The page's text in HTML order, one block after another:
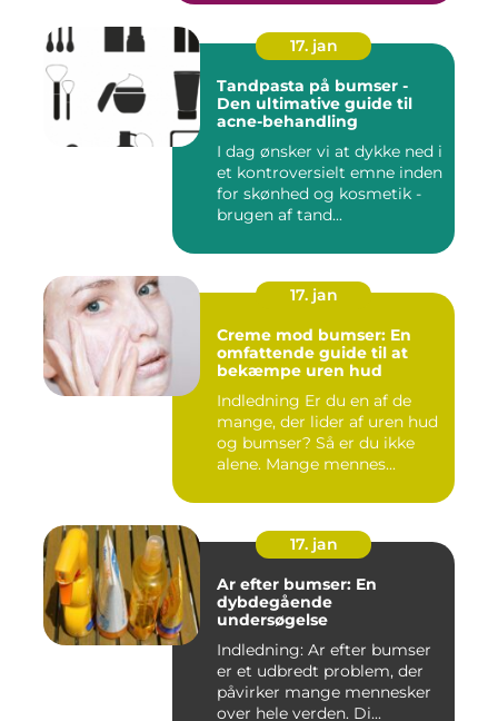
17. jan
Tandpasta på bumser -
Den ultimative guide til
acne-behandling
I dag ønsker vi at dykke ned i
et kontroversielt emne inden
for skønhed og kosmetik -
brugen af tand...
17. jan
Creme mod bumser: En
omfattende guide til at
bekæmpe uren hud
Indledning Er du en af de
mange, der lider af uren hud
og bumser? Så er du ikke
alene. Mange mennes...
17. jan
Ar efter bumser: En
dybdegående
undersøgelse
Indledning: Ar efter bumser
er et udbredt problem, der
påvirker mange mennesker
over hele verden. Di...